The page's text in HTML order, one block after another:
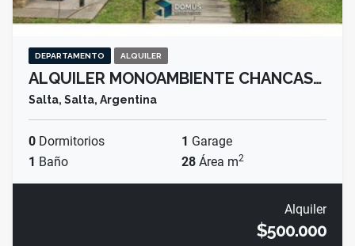
DEPARTAMENTO ALQUILER
ALQUILER MONOAMBIENTE CHANCAS…
Salta, Salta, Argentina
0 Dormitorios 1 Garage
1 Baño 28 Área m2
Alquiler
$500.000